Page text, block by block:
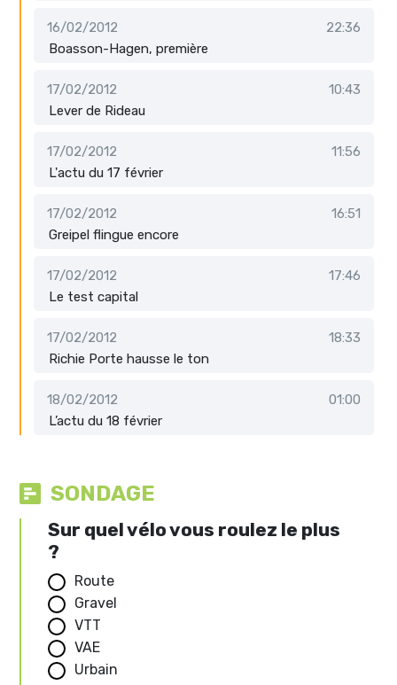
16/02/2012
22:36
Boasson-Hagen, première
17/02/2012
10:43
Lever de Rideau
17/02/2012
11:56
L'actu du 17 février
17/02/2012
16:51
Greipel flingue encore
17/02/2012
17:46
Le test capital
17/02/2012
18:33
Richie Porte hausse le ton
18/02/2012
01:00
L’actu du 18 février
SONDAGE
Sur quel vélo vous roulez le plus
?
Route
Gravel
VTT
VAE
Urbain